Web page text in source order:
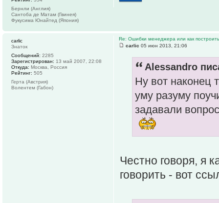
Бернли (Англия)
Сантоба де Матам (Гвинея)
Фукусима Юнайтед (Япония)
Re: Ошибки менеджера или как построить
carlic 05 июн 2013, 21:06
Alessandro
Ну вот наконец
уму разуму
задавали
Честно говоря, я
говорить - вот
carlic
Знаток
Сообщений: 2285
Зарегистрирован: 13 май 2007, 22:08
Откуда: Москва, Россия
Рейтинг: 505
Герта (Австрия)
Волентем (Габон)